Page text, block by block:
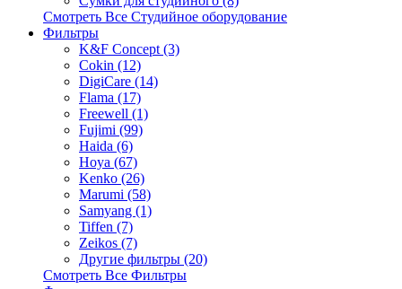
Смотреть Все Студийное оборудование
Фильтры
K&F Concept (3)
Cokin (12)
DigiCare (14)
Flama (17)
Freewell (1)
Fujimi (99)
Haida (6)
Hoya (67)
Kenko (26)
Marumi (58)
Samyang (1)
Tiffen (7)
Zeikos (7)
Другие фильтры (20)
Смотреть Все Фильтры